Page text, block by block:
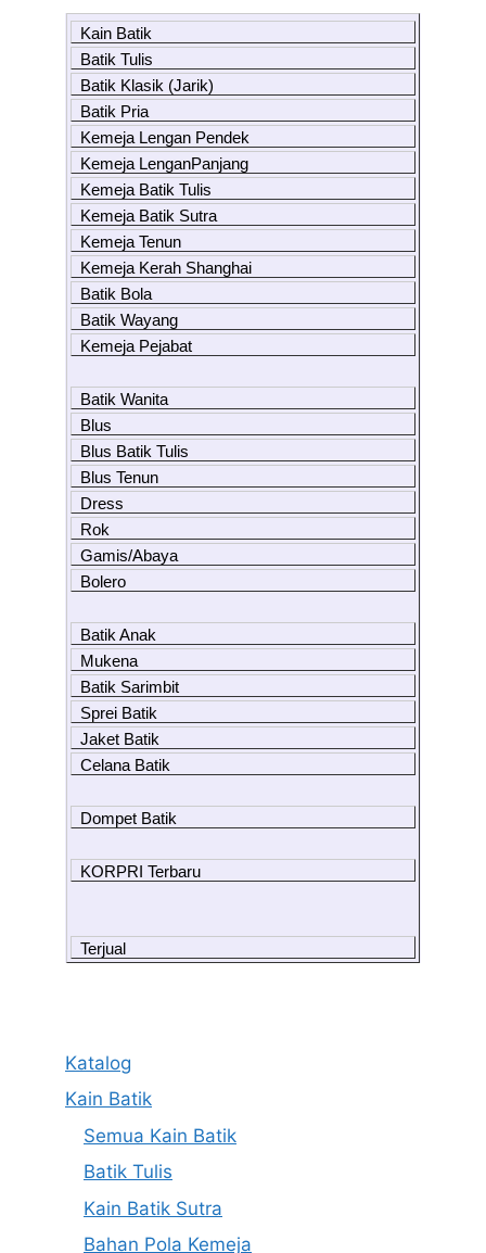
Kain Batik
Batik Tulis
Batik Klasik (Jarik)
Batik Pria
Kemeja Lengan Pendek
Kemeja LenganPanjang
Kemeja Batik Tulis
Kemeja Batik Sutra
Kemeja Tenun
Kemeja Kerah Shanghai
Batik Bola
Batik Wayang
Kemeja Pejabat
Batik Wanita
Blus
Blus Batik Tulis
Blus Tenun
Dress
Rok
Gamis/Abaya
Bolero
Batik Anak
Mukena
Batik Sarimbit
Sprei Batik
Jaket Batik
Celana Batik
Dompet Batik
KORPRI Terbaru
Terjual
Katalog
Kain Batik
Semua Kain Batik
Batik Tulis
Kain Batik Sutra
Bahan Pola Kemeja